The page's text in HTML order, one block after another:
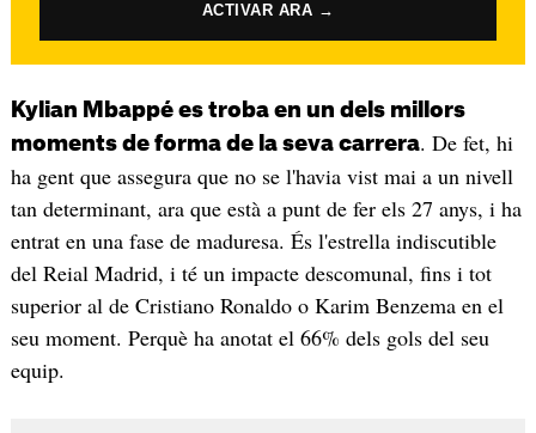
ACTIVAR ARA →
Kylian Mbappé es troba en un dels millors
moments de forma de la seva carrera. De fet, hi
ha gent que assegura que no se l'havia vist mai a un nivell
tan determinant, ara que està a punt de fer els 27 anys, i ha
entrat en una fase de maduresa. És l'estrella indiscutible
del Reial Madrid, i té un impacte descomunal, fins i tot
superior al de Cristiano Ronaldo o Karim Benzema en el
seu moment. Perquè ha anotat el 66% dels gols del seu
equip.